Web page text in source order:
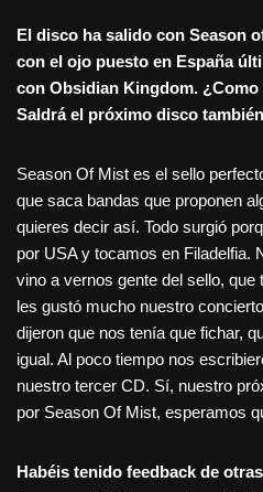
El disco ha salido con Season
con el ojo puesto en España
con Obsidian Kingdom.
Saldrá el próximo disco tambi
Season Of Mist es el sello
que saca bandas que proponen
quieres decir así. Todo surgió
por USA y tocamos en Filadelfia.
vino a vernos gente del sello,
les gustó mucho nuestro
dijeron que nos tenía que fichar,
igual. Al poco tiempo nos
nuestro tercer CD. Sí, nuestro
por Season Of Mist, esperamos
Habéis tenido feedback de